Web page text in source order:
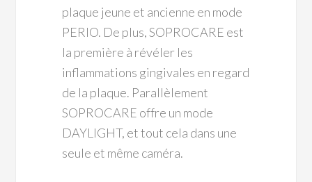
plaque jeune et ancienne en mode
PERIO. De plus, SOPROCARE est
la première à révéler les
inflammations gingivales en regard
de la plaque. Parallèlement
SOPROCARE offre un mode
DAYLIGHT, et tout cela dans une
seule et même caméra.